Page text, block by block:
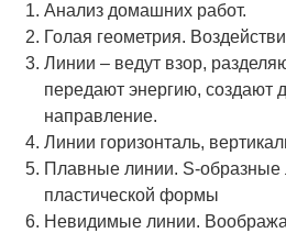
Анализ домашних работ.
Голая геометрия.
Линии – ведут взор,
передают энергию, создают
направление.
Линии горизонталь,
Плавные линии. S-образные
пластической формы
Невидимые линии.